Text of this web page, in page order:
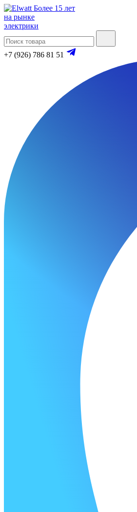
Более 15 лет
на рынке
электрики
+7 (926) 786 81 51